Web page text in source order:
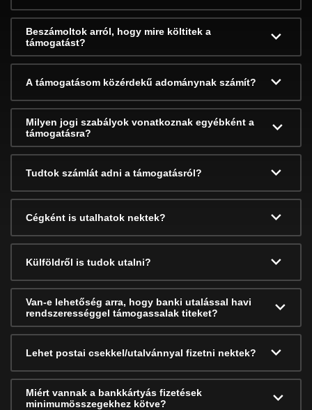
Beszámoltok arról, hogy mire költitek a
támogatást?
A támogatásom közérdekű adománynak számít?
Milyen jogi szabályok vonatkoznak egyébként a
támogatásra?
Tudtok számlát adni a támogatásról?
Cégként is utalhatok nektek?
Külföldről is tudok utalni?
Van-e lehetőség arra, hogy banki utalással havi
rendszerességgel támogassalak titeket?
Lehet postai csekkel/utalvánnyal fizetni nektek?
Miért vannak a bankkártyás fizetések
minimumösszegekhez kötve?